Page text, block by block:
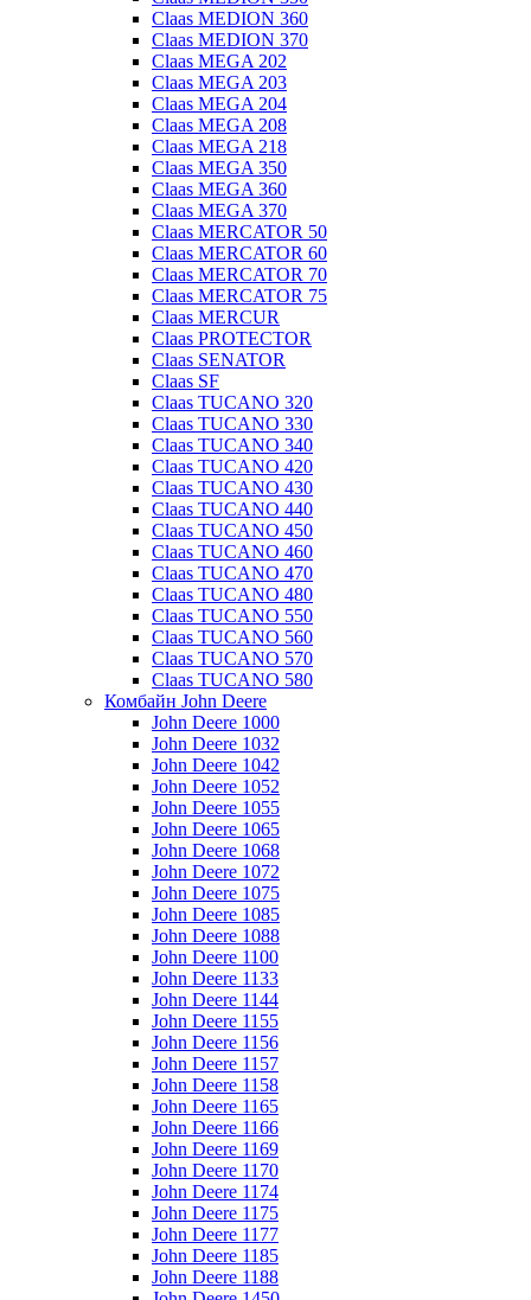
Claas MEDION 360
Claas MEDION 370
Claas MEGA 202
Claas MEGA 203
Claas MEGA 204
Claas MEGA 208
Claas MEGA 218
Claas MEGA 350
Claas MEGA 360
Claas MEGA 370
Claas MERCATOR 50
Claas MERCATOR 60
Claas MERCATOR 70
Claas MERCATOR 75
Claas MERCUR
Claas PROTECTOR
Claas SENATOR
Claas SF
Claas TUCANO 320
Claas TUCANO 330
Claas TUCANO 340
Claas TUCANO 420
Claas TUCANO 430
Claas TUCANO 440
Claas TUCANO 450
Claas TUCANO 460
Claas TUCANO 470
Claas TUCANO 480
Claas TUCANO 550
Claas TUCANO 560
Claas TUCANO 570
Claas TUCANO 580
Комбайн John Deere
John Deere 1000
John Deere 1032
John Deere 1042
John Deere 1052
John Deere 1055
John Deere 1065
John Deere 1068
John Deere 1072
John Deere 1075
John Deere 1085
John Deere 1088
John Deere 1100
John Deere 1133
John Deere 1144
John Deere 1155
John Deere 1156
John Deere 1157
John Deere 1158
John Deere 1165
John Deere 1166
John Deere 1169
John Deere 1170
John Deere 1174
John Deere 1175
John Deere 1177
John Deere 1185
John Deere 1188